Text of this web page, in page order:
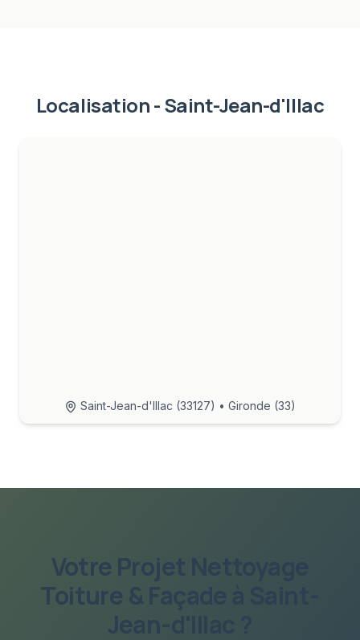
Localisation -Saint-Jean-d'Illac
Saint-Jean-d'Illac (33127) • Gironde (33)
Votre Projet
Toiture & Façade